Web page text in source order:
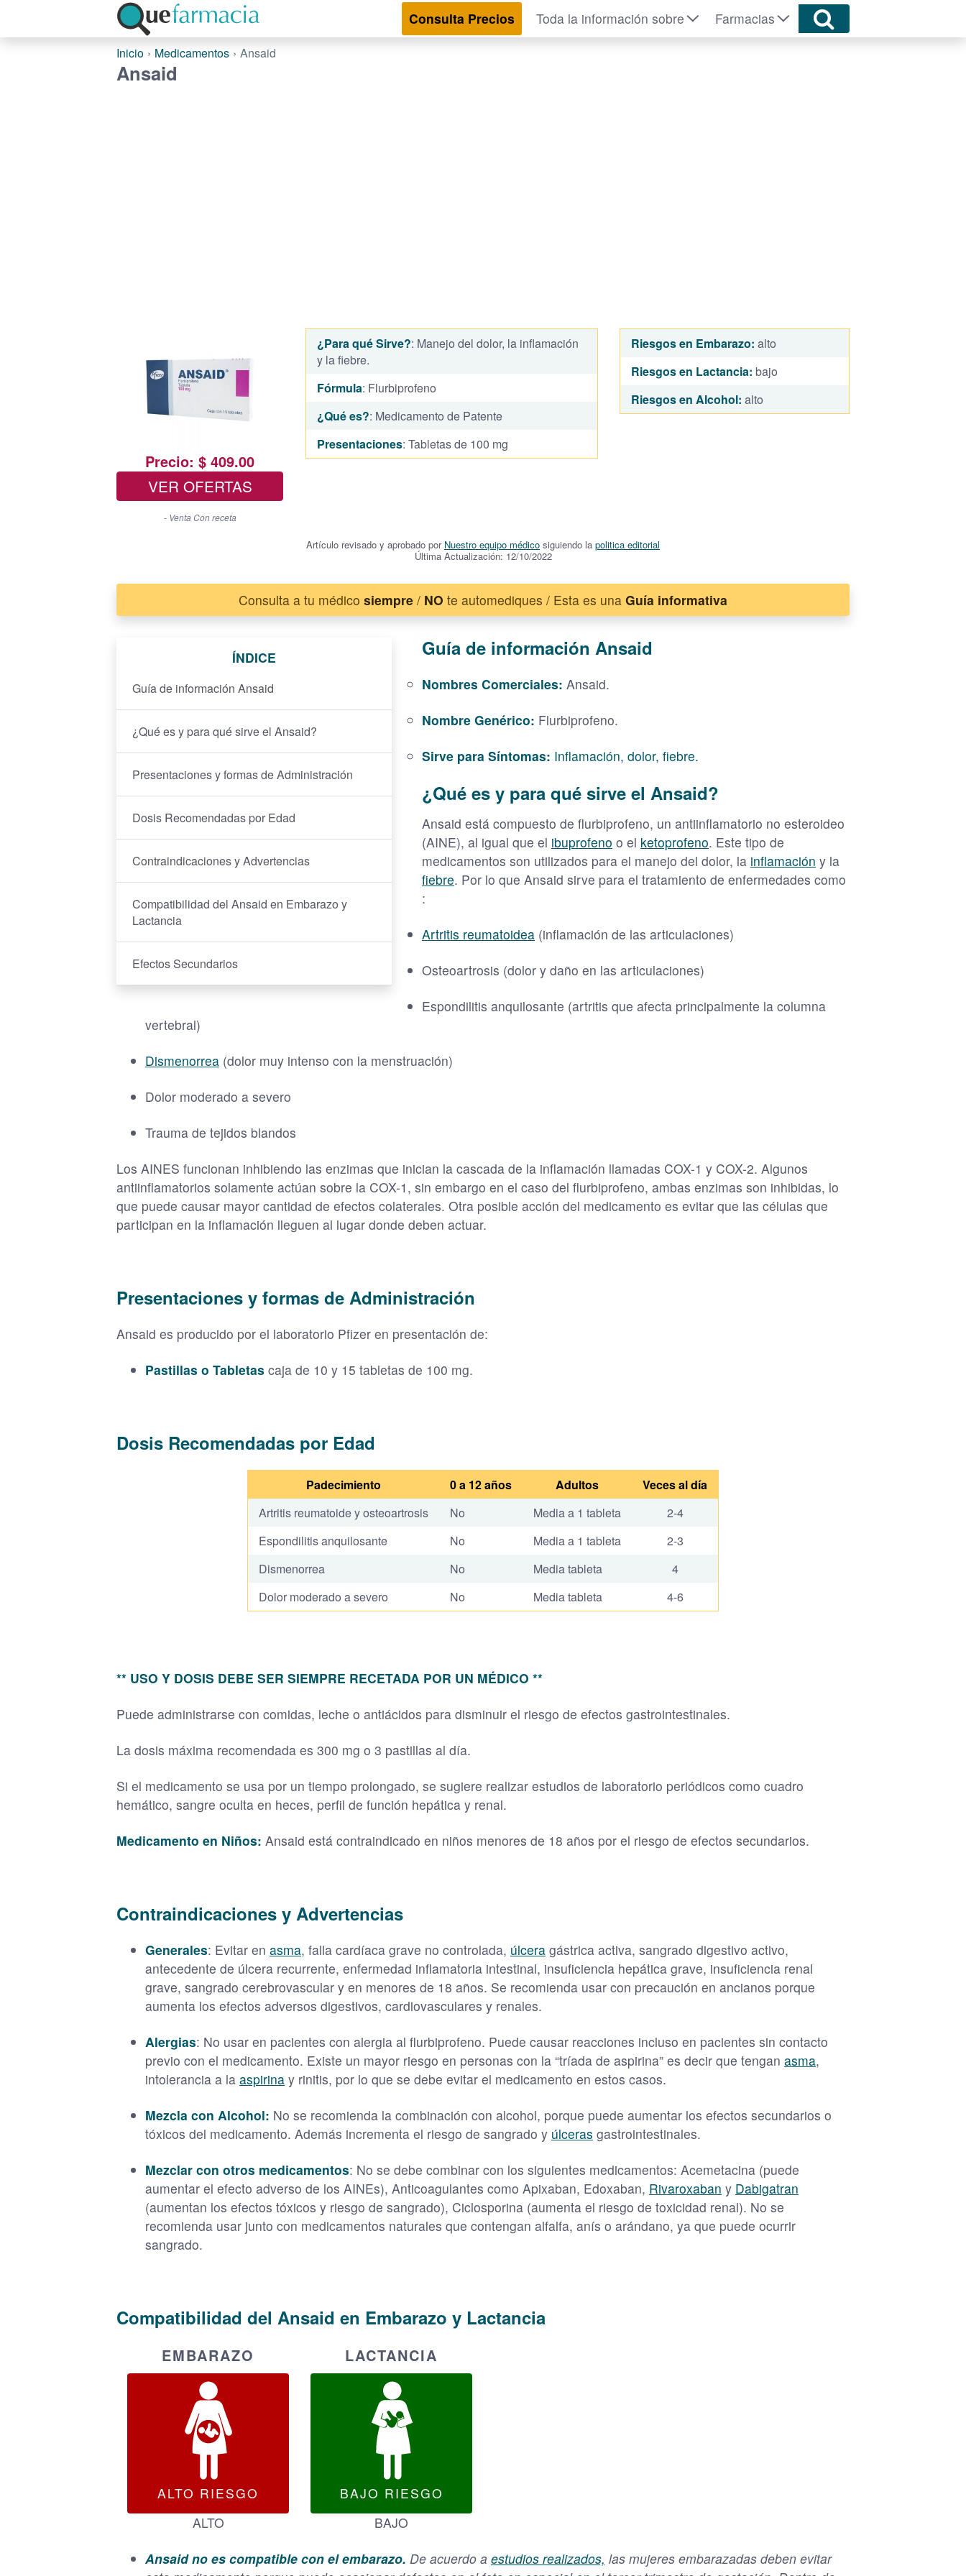
Consulta Precios Toda la información sobre Farmacias
Inicio Medicamentos Ansaid
Ansaid
Precio: $ 409.00
VER OFERTAS
- Venta Con receta
¿Para qué Sirve?: Manejo del dolor, la inflamación
y la fiebre.
Fórmula: Flurbiprofeno
¿Qué es?: Medicamento de Patente
Presentaciones: Tabletas de 100 mg
Riesgos en Embarazo: alto
Riesgos en Lactancia: bajo
Riesgos en Alcohol: alto
Artículo revisado y aprobado por Nuestro equipo médico siguiendo la politica editorial
Última Actualización: 12/10/2022
Consulta a tu médico siempre / NO te automediques / Esta es una Guía informativa
ÍNDICE
Guía de información Ansaid
¿Qué es y para qué sirve el Ansaid?
Presentaciones y formas de Administración
Dosis Recomendadas por Edad
Contraindicaciones y Advertencias
Compatibilidad del Ansaid en Embarazo y
Lactancia
Efectos Secundarios
Guía de información Ansaid
Nombres Comerciales: Ansaid.
Nombre Genérico: Flurbiprofeno.
Sirve para Síntomas: Inflamación, dolor, fiebre.
¿Qué es y para qué sirve el Ansaid?
Ansaid está compuesto de flurbiprofeno, un antiinflamatorio no esteroideo
(AINE), al igual que el ibuprofeno o el ketoprofeno. Este tipo de
medicamentos son utilizados para el manejo del dolor, la inflamación y la
fiebre. Por lo que Ansaid sirve para el tratamiento de enfermedades como
:
Artritis reumatoidea (inflamación de las articulaciones)
Osteoartrosis (dolor y daño en las articulaciones)
Espondilitis anquilosante (artritis que afecta principalmente la columna
vertebral)
Dismenorrea (dolor muy intenso con la menstruación)
Dolor moderado a severo
Trauma de tejidos blandos
Los AINES funcionan inhibiendo las enzimas que inician la cascada de la inflamación llamadas COX-1 y COX-2. Algunos
antiinflamatorios solamente actúan sobre la COX-1, sin embargo en el caso del flurbiprofeno, ambas enzimas son inhibidas, lo
que puede causar mayor cantidad de efectos colaterales. Otra posible acción del medicamento es evitar que las células que
participan en la inflamación lleguen al lugar donde deben actuar.
Presentaciones y formas de Administración
Ansaid es producido por el laboratorio Pfizer en presentación de:
Pastillas o Tabletas caja de 10 y 15 tabletas de 100 mg.
Dosis Recomendadas por Edad
Padecimiento 0 a 12 años Adultos
Veces al día
Artritis reumatoide y osteoartrosis
No Media a 1 tableta
2-4
Espondilitis anquilosante
No Media a 1 tableta
2-3
Dismenorrea
No Media tableta
4
Dolor moderado a severo
No Media tableta 4-6
** USO Y DOSIS DEBE SER SIEMPRE RECETADA POR UN MÉDICO **
Puede administrarse con comidas, leche o antiácidos para disminuir el riesgo de efectos gastrointestinales.
La dosis máxima recomendada es 300 mg o 3 pastillas al día.
Si el medicamento se usa por un tiempo prolongado, se sugiere realizar estudios de laboratorio periódicos como cuadro
hemático, sangre oculta en heces, perfil de función hepática y renal.
Medicamento en Niños: Ansaid está contraindicado en niños menores de 18 años por el riesgo de efectos secundarios.
Contraindicaciones y Advertencias
Generales: Evitar en asma, falla cardíaca grave no controlada, úlcera gástrica activa, sangrado digestivo activo,
antecedente de úlcera recurrente, enfermedad inflamatoria intestinal, insuficiencia hepática grave, insuficiencia renal
grave, sangrado cerebrovascular y en menores de 18 años. Se recomienda usar con precaución en ancianos porque
aumenta los efectos adversos digestivos, cardiovasculares y renales.
Alergias: No usar en pacientes con alergia al flurbiprofeno. Puede causar reacciones incluso en pacientes sin contacto
previo con el medicamento. Existe un mayor riesgo en personas con la “tríada de aspirina” es decir que tengan asma,
intolerancia a la aspirina y rinitis, por lo que se debe evitar el medicamento en estos casos.
Mezcla con Alcohol: No se recomienda la combinación con alcohol, porque puede aumentar los efectos secundarios o
tóxicos del medicamento. Además incrementa el riesgo de sangrado y úlceras gastrointestinales.
Mezclar con otros medicamentos: No se debe combinar con los siguientes medicamentos: Acemetacina (puede
aumentar el efecto adverso de los AINEs), Anticoagulantes como Apixaban, Edoxaban, Rivaroxaban y Dabigatran
(aumentan los efectos tóxicos y riesgo de sangrado), Ciclosporina (aumenta el riesgo de toxicidad renal). No se
recomienda usar junto con medicamentos naturales que contengan alfalfa, anís o arándano, ya que puede ocurrir
sangrado.
Compatibilidad del Ansaid en Embarazo y Lactancia
EMBARAZO
ALTO RIESGO
ALTO
LACTANCIA
BAJO RIESGO
BAJO
Ansaid no es compatible con el embarazo. De acuerdo a estudios realizados, las mujeres embarazadas deben evitar